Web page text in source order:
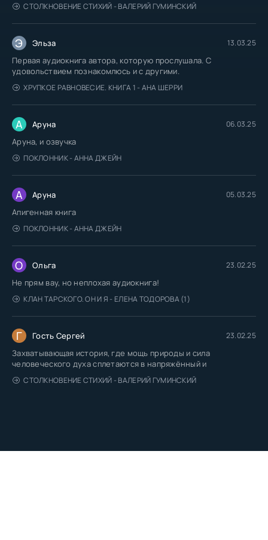
СТОЛКНОВЕНИЕ СТИХИЙ - ВАЛЕРИЙ ГУМИНСКИЙ
Э Эльза 13.03.25
Первая аудиокнига автора, которую прослушала. С
удовольствием познакомлюсь и с другими.
ХРУПКОЕ РАВНОВЕСИЕ. КНИГА 1 - АНА ШЕРРИ
А Аруна 06.03.25
Аруна, и озвучка
ПОКЛОННИК - АННА ДЖЕЙН
А Аруна 05.03.25
Апигенная книга
ПОКЛОННИК - АННА ДЖЕЙН
О Ольга 23.02.25
Не прям вау, но неплохая аудиокнига!
КЛАН ТАРСКОГО. ОН И Я - ЕЛЕНА ТОДОРОВА (1)
Г Гость Сергей 23.02.25
Захватывающая история, где мощь природы и сила
человеческого духа сплетаются в напряжённый и
СТОЛКНОВЕНИЕ СТИХИЙ - ВАЛЕРИЙ ГУМИНСКИЙ